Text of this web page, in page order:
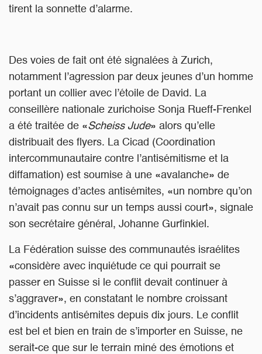
tirent la sonnette d’alarme.
Des voies de fait ont été signalées à Zurich,
notamment l’agression par deux jeunes d’un homme
portant un collier avec l’étoile de David. La
conseillère nationale zurichoise Sonja Rueff-Frenkel
a été traitée de «Scheiss Jude» alors qu’elle
distribuait des flyers. La Cicad (Coordination
intercommunautaire contre l’antisémitisme et la
diffamation) est soumise à une «avalanche» de
témoignages d’actes antisémites, «un nombre qu’on
n’avait pas connu sur un temps aussi court», signale
son secrétaire général, Johanne Gurfinkiel.
La Fédération suisse des communautés israélites
«considère avec inquiétude ce qui pourrait se
passer en Suisse si le conflit devait continuer à
s’aggraver», en constatant le nombre croissant
d’incidents antisémites depuis dix jours. Le conflit
est bel et bien en train de s’importer en Suisse, ne
serait-ce que sur le terrain miné des émotions et